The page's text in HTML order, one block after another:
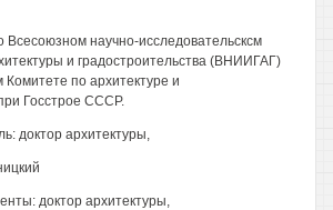
Всесоюзном научно-исследовательсксм
и градостроительства (ВНИИГАГ)
Комитете по архитектуре и
Госстрое СССР.
доктор архитектуры,
доктор архитектуры,